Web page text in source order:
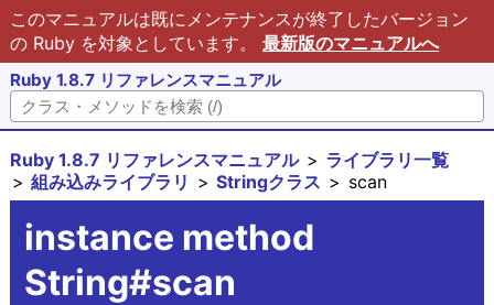
このマニュアルは既にメンテナンスが終了したバージョン
の Ruby を対象としています。 最新版のマニュアルへ
Ruby 1.8.7 リファレンスマニュアル
Ruby 1.8.7 リファレンスマニュアル
ライブラリ一覧
組み込みライブラリ
Stringクラス scan
instance method
String#scan